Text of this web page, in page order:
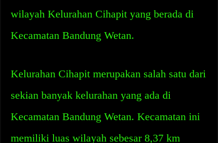
wilayah Kelurahan Cihapit yang berada di
Kecamatan Bandung Wetan.
Kelurahan Cihapit merupakan salah satu dari
sekian banyak kelurahan yang ada di
Kecamatan Bandung Wetan. Kecamatan ini
memiliki luas wilayah sebesar 8,37 km